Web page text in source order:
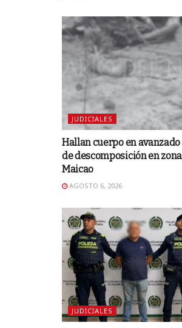
JUDICIALES
Hallan cuerpo en
de descomposición en
Maicao
AGOSTO 6, 2026
JUDICIALES